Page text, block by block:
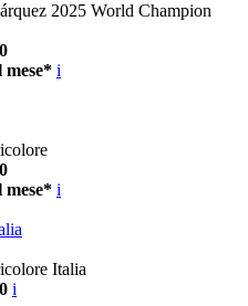
2025 World Champion
mese* i
mese* i
Italia
i